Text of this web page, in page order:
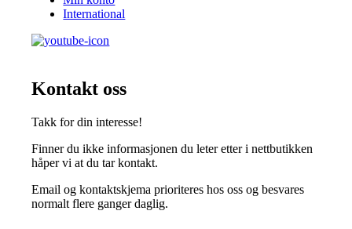
International
Kontakt oss
Takk for din interesse!
Finner du ikke informasjonen du leter etter i nettbutikken
håper vi at du tar kontakt.
Email og kontaktskjema prioriteres hos oss og besvares
normalt flere ganger daglig.